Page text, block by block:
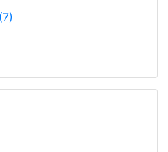
(7)